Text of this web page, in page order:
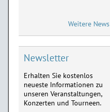
Neu im Vorverkauf:
28.01.2027 Limburg,
11.02.2027 Frankfurt,
03.04.2027 Marburg
MICHAEL MITTERMEIER
Neu im Vorverkauf:
08.09.2027 Limburg
09.09.2027 Göttingen
Weitere News
Newsletter
Erhalten Sie kostenlos
neueste Informationen zu
unseren Veranstaltungen,
Konzerten und Tourneen.